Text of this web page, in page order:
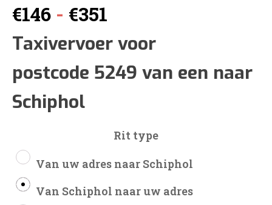
€146 - €351
€146
tot
Taxivervoer voor
postcode 5249 van een naar
Schiphol
Rit type
Van uw adres naar Schiphol
Van Schiphol naar uw adres